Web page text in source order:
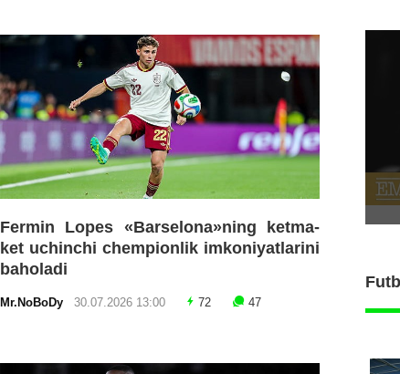
Fermin Lopes «Barselona»ning ketma-
ket uchinchi chempionlik imkoniyatlarini
baholadi
Mr.NoBoDy 30.07.2026 13:00 72 47